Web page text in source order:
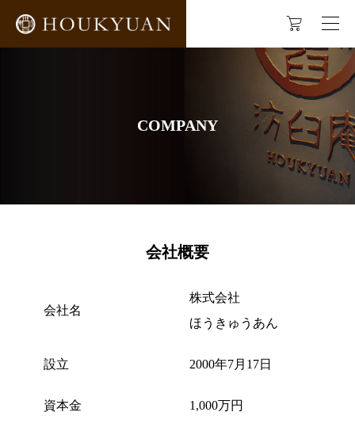
COMPANY
会社概要
会社名
株式会社
ほうきゅうあん
設立 2000年7月17日
資本金 1,000万円